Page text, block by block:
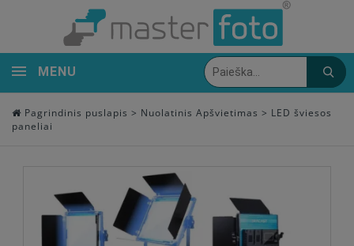
MENU
Pagrindinis puslapis > Nuolatinis Apšvietimas > LED šviesos
paneliai